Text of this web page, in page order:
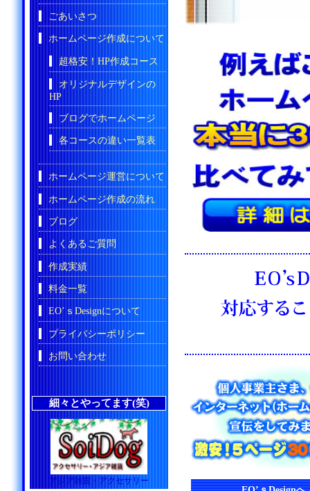
ごあいさつ
ホームページ作成について
超格安！HP作成コース
オリジナルデザインの
HP
ブログでホームページ
各コースの違い一覧表
ホームページ運営について
ホームページ作成の流れ
ブログ
よくあるご質問
作成実績
料金一覧
EO’ｓDesignについて
プライバシーポリシー
お問い合わせ
細々とやってます(笑)
アジア雑貨・アクセサリー